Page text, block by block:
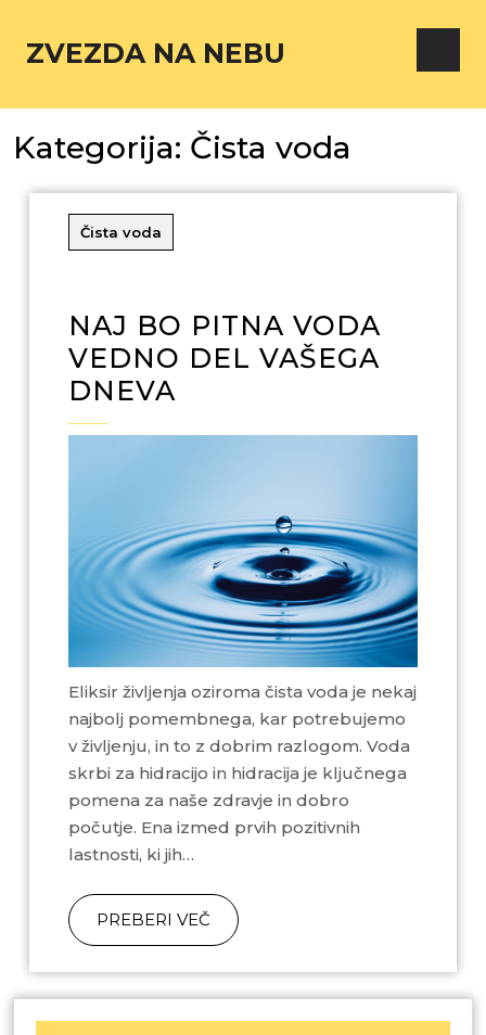
ZVEZDA NA NEBU
Kategorija: Čista voda
Čista voda
NAJ BO PITNA VODA
VEDNO DEL VAŠEGA
DNEVA
Eliksir življenja oziroma čista voda je nekaj
najbolj pomembnega, kar potrebujemo
v življenju, in to z dobrim razlogom. Voda
skrbi za hidracijo in hidracija je ključnega
pomena za naše zdravje in dobro
počutje. Ena izmed prvih pozitivnih
lastnosti, ki jih…
PREBERI VEČ